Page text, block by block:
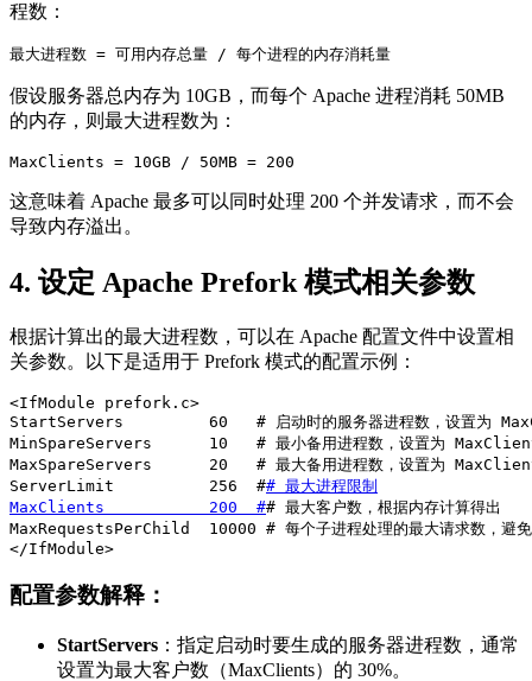
程数：
最大进程数 = 可用内存总量 / 每个进程的内存消耗量
假设服务器总内存为 10GB，而每个 Apache 进程消耗 50MB
的内存，则最大进程数为：
MaxClients = 10GB / 50MB = 200
这意味着 Apache 最多可以同时处理 200 个并发请求，而不会
导致内存溢出。
4. 设定 Apache Prefork 模式相关参数
根据计算出的最大进程数，可以在 Apache 配置文件中设置相
关参数。以下是适用于 Prefork 模式的配置示例：
<IfModule prefork.c>
StartServers         60   # 启动时的服务器进程数，设置为
MinSpareServers      10   # 最小备用进程数，设置为
MaxSpareServers      20   # 最大备用进程数，设置为
ServerLimit          256  ## 最大进程限制
MaxClients           200  ## 最大客户数，根据内存计算得出
MaxRequestsPerChild  10000 # 每个子进程处理的最大请求数，避免
配置参数解释：
StartServers ：指定启动时要生成的服务器进程数，通常
设置为最大客户数（MaxClients）的 30%。